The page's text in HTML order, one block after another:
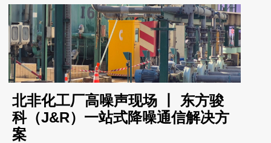
北非化工厂高噪声现场 丨 东方骏
科（J&R）一站式降噪通信解决方
案